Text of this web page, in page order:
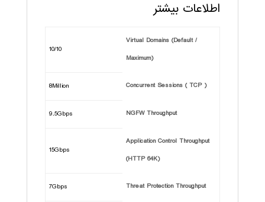
اطلاعات بیشتر
Virtual Domains (Default /
Maximum)
10/10
Concurrent Sessions ( TCP )
8Million
NGFW Throughput
9.5Gbps
Application Control Throughput
(HTTP 64K)
15Gbps
Threat Protection Throughput
7Gbps